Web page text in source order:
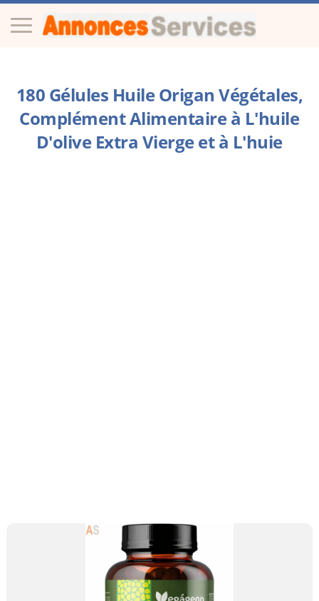
180 Gélules Huile Origan Végétales,
Complément Alimentaire à L'huile
D'olive Extra Vierge et à L'huie